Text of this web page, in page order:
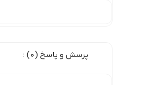
پرسش و پاسخ (0) :